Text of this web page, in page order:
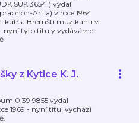
SUK 36541) vydal
Artia) v roce 1964
kufr a Brémští muzikanti v
nyní tyto tituly vydáváme
z Kytice K. J.
0 39 9855 vydal
1969 - nyní titul vychází